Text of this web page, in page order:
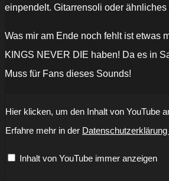
einpendelt. Gitarrensoli oder
Was mir am Ende noch fehlt ist etwas
KINGS NEVER DIE haben! Da es in
Muss für Fans dieses Sounds!
„KINGS
NEVER
-
Hier klicken, um den Inhalt von YouTube
Erfahre mehr in der
Inhalt von YouTube immer anzeigen